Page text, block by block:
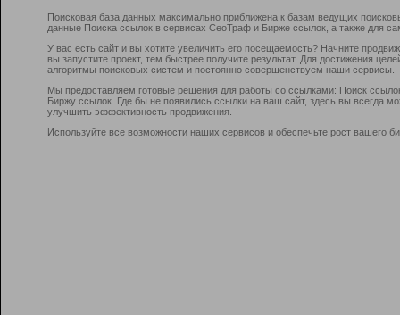
Поисковая база данных максимально приближена к базам ведущих
данные Поиска ссылок в сервисах СеоТраф и Бирже ссылок, а также для
У вас есть сайт и вы хотите увеличить его посещаемость? Начните
вы запустите проект, тем быстрее получите результат. Для достижения
алгоритмы поисковых систем и постоянно совершенствуем наши сервисы.
Мы предоставляем готовые решения для работы со ссылками: Поиск
Биржу ссылок. Где бы не появились ссылки на ваш сайт, здесь вы всегда
улучшить эффективность продвижения.
Используйте все возможности наших сервисов и обеспечьте рост вашего